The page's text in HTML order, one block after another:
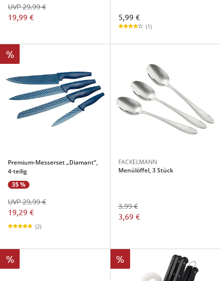
19,99 €
UVP 29,99 €
5,99 €
(1)
%
Premium-Messerset „Diamant“,
4-teilig
35 %
19,29 €
UVP 29,99 €
(2)
FACKELMANN
Menülöffel, 3 Stück
3,99 €
3,69 €
% %